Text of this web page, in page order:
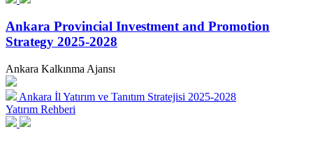
Ankara Provincial Investment and Promotion
Strategy 2025-2028
Ankara Kalkınma Ajansı
Ankara İl Yatırım ve Tanıtım Stratejisi 2025-2028
Yatırım Rehberi